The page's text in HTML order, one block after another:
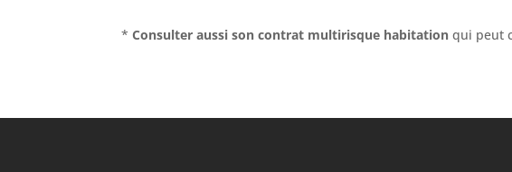
*Consulter aussi son contrat multirisque habitation qui peut